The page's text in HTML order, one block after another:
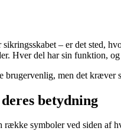
– er det sted,
Hver del har sin funktion,
men det kræver
betydning
symboler ved siden af